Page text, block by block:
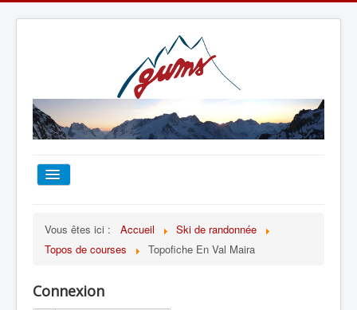
TOUT SUR LE GUMS
ESCALADE
Vous êtes ici : Accueil
Ski de randonnée
Topos de courses
Topofiche En Val Maira
Connexion